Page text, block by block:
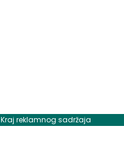
Kraj reklamnog sadržaja